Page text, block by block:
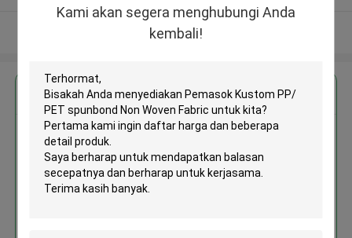
Kami akan segera menghubungi Anda
kembali!
Lihat Lebih
Dapatkan Harga Terbaik untuk
spunbond Non Woven Fabric